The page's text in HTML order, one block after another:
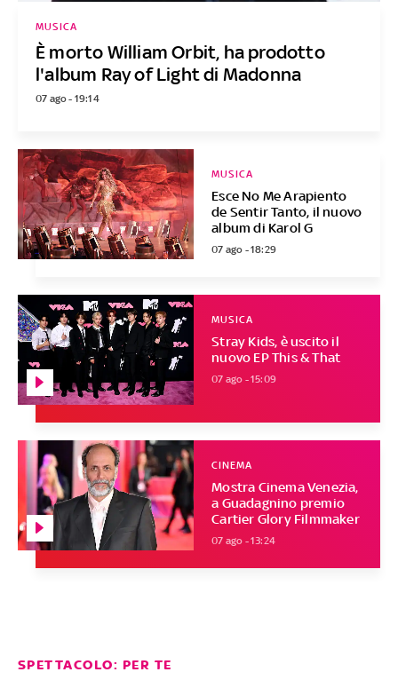
È morto William Orbit, ha prodotto
l'album Ray of Light di Madonna
MUSICA
07 ago - 19:14
Esce No Me Arapiento
de Sentir Tanto, il nuovo
album di Karol G
MUSICA
07 ago - 18:29
Stray Kids, è uscito il
nuovo EP This & That
MUSICA
07 ago - 15:09
Mostra Cinema Venezia,
a Guadagnino premio
Cartier Glory Filmmaker
CINEMA
07 ago - 13:24
SPETTACOLO: PER TE